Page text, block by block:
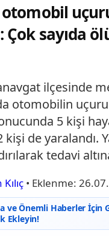
otomobil
sayıda
ilçesinde
otomobilin
5 kişi
de yaralandı.
tedavi
• Eklenme:
ve Önemli Haberler İçin
Ekleyin!